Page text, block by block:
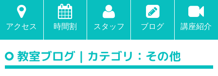
アクセス 時間割 スタッフ ブログ 講座紹介
教室ブログ｜カテゴリ：その他